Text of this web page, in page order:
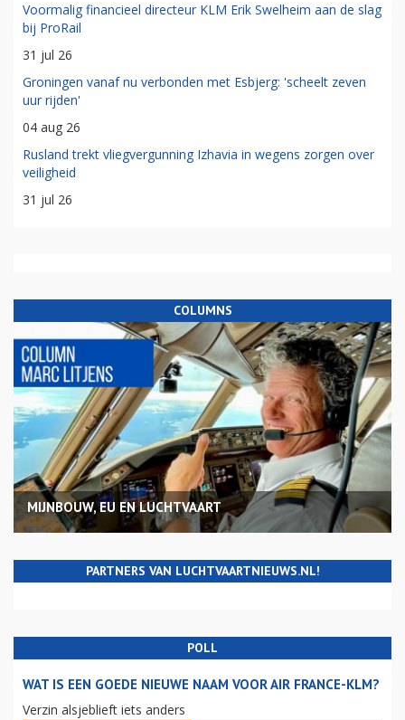
Voormalig financieel directeur KLM Erik Swelheim aan de slag
bij ProRail
31 jul 26
Groningen vanaf nu verbonden met Esbjerg: 'scheelt zeven
uur rijden'
04 aug 26
Rusland trekt vliegvergunning Izhavia in wegens zorgen over
veiligheid
31 jul 26
COLUMNS
MIJNBOUW, EU EN LUCHTVAART
PARTNERS VAN LUCHTVAARTNIEUWS.NL!
POLL
WAT IS EEN GOEDE NIEUWE NAAM VOOR AIR FRANCE-KLM?
Verzin alsjeblieft iets anders